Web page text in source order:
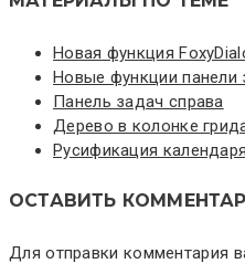
Новая функция
Новые функции панели
Панель задач справа
Дерево в колонке
Русификация
ОСТАВИТЬ
Для отправки комментария